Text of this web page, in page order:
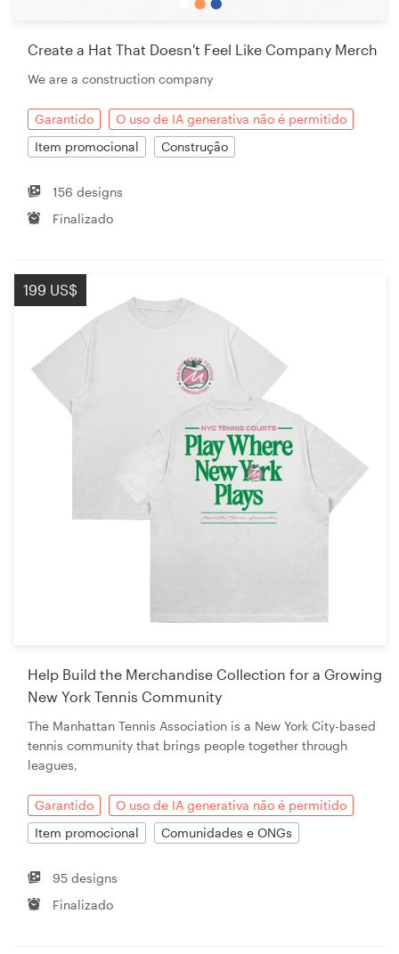
Create a Hat That Doesn't Feel Like Company Merch
We are a construction company
Garantido
O uso de IA generativa não é permitido
Item promocional
Construção
156 designs
Finalizado
199 US$
Help Build the Merchandise Collection for a Growing
New York Tennis Community
The Manhattan Tennis Association is a New York City-based
tennis community that brings people together through
leagues,
Garantido
O uso de IA generativa não é permitido
Item promocional
Comunidades e ONGs
95 designs
Finalizado
Recursos
Preços
Torne-se um designer
Blog